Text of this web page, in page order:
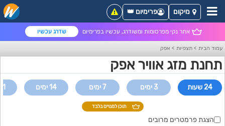
אתר נקי מפרסומות ומשודרג, עכשיו בפרימיום שדרג עכשיו
מיקום פרימיום 👑
עמוד הבית > תצפיות > אפק
תחנת מזג אוויר אפק
24 שעות 3 ימים 7 ימים 14 ימים 21
תוכן למנויים בלבד
הצגת פרמטרים מרובים